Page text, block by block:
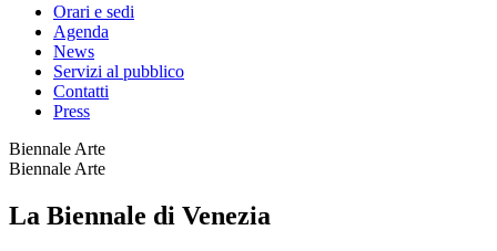
Orari e sedi
Agenda
News
Servizi al pubblico
Contatti
Press
Biennale Arte
Biennale Arte
La Biennale di Venezia